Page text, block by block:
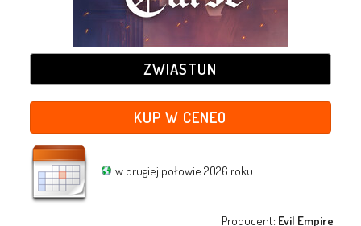
ZWIASTUN
KUP W CENEO
w drugiej połowie 2026 roku
Producent: Evil Empire